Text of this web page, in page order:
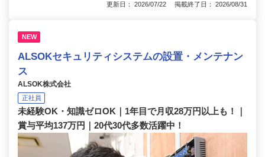
更新日： 2026/07/22 掲載終了日： 2026/08/31
NEW
ALSOKセキュリティシステムの設置・メンテナン
ス
ALSOK株式会社
正社員
未経験OK・知識ゼロOK｜1年目で月収28万円以上も！｜
賞与平均137万円｜20代30代多数活躍中！